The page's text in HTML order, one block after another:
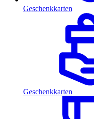
Geschenkkarten
Geschenkkarten